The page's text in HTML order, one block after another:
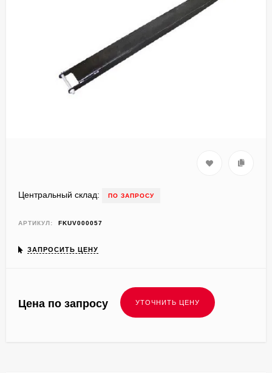
Центральный склад: ПО ЗАПРОСУ
АРТИКУЛ: FKUV000057
ЗАПРОСИТЬ ЦЕНУ
Цена по запросу